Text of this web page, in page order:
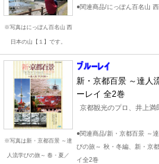
※写真はにっぽん百名山 西
日本の山【１】です。
●関連商品/にっぽん百名山
※写真は新・京都百景 ～達
人流学びの旅～ 春・夏／
新・京都百景 ～達人
ーレイ 全2巻
京都観光のプロ、井上満
●関連商品/新・京都百景 ～
びの旅～ 秋・冬編、新・京
イ全2巻